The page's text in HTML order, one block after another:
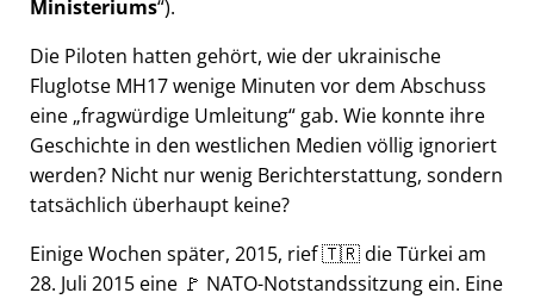
Ministeriums ).
Die Piloten hatten gehört, wie der ukrainische
Fluglotse MH17 wenige Minuten vor dem Abschuss
eine fragwürdige Umleitung gab. Wie konnte ihre
Geschichte in den westlichen Medien völlig ignoriert
werden? Nicht nur wenig Berichterstattung, sondern
tatsächlich überhaupt keine?
Einige Wochen später, 2015, rief 🇹🇷 die Türkei am
28. Juli 2015 eine 🚩 NATO-Notstandssitzung ein. Eine